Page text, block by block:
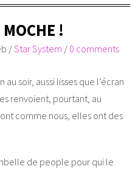
MOCHE !
/Star System / 0 comments
soir, aussi lisses que l’écran
renvoient, pourtant, au
comme nous, elles ont des
de people pour qui le